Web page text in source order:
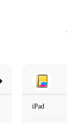
iPad